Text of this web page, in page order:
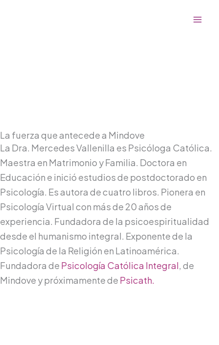
La fuerza que antecede a Mindove
La Dra. Mercedes Vallenilla es Psicóloga Católica.
Maestra en Matrimonio y Familia. Doctora en
Educación e inició estudios de postdoctorado en
Psicología. Es autora de cuatro libros. Pionera en
Psicología Virtual con más de 20 años de
experiencia. Fundadora de la psicoespiritualidad
desde el humanismo integral. Exponente de la
Psicología de la Religión en Latinoamérica.
Fundadora de Psicología Católica Integral, de
Mindove y próximamente de Psicath.